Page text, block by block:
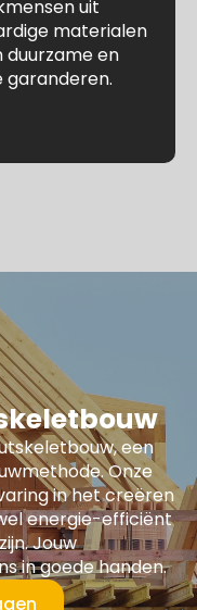
uit
materialen
en
een
Onze
in het creëren
energie-efficiënt
Jouw
in goede handen.